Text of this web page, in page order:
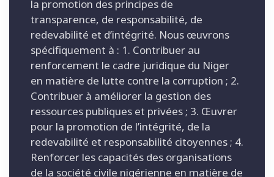
la promotion des principes de
transparence, de responsabilité, de
redevabilité et d’intégrité. Nous œuvrons
spécifiquement à : 1. Contribuer au
renforcement le cadre juridique du Niger
en matière de lutte contre la corruption ; 2.
Contribuer à améliorer la gestion des
ressources publiques et privées ; 3. Œuvrer
pour la promotion de l’intégrité, de la
redevabilité et responsabilité citoyennes ; 4.
Renforcer les capacités des organisations
de la société civile nigérienne en matière de